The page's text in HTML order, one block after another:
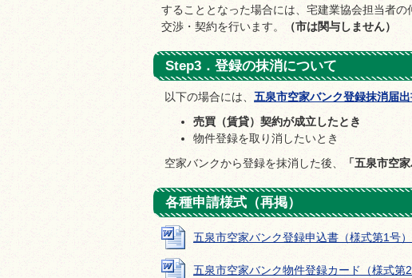
することとなった場合には、宅建業協会担当者
交渉・契約を行います。
（市は関与しません）
Step3．登録の抹消について
以下の場合には、 五泉市空家バンク登録抹消届
売買（賃貸）契約が成立したとき
物件登録を取り消したいとき
空家バンクから登録を抹消した後、
「五泉市空
各種申請様式（再掲）
五泉市空家バンク登録申込書（様式第1号
五泉市空家バンク物件登録カード（様式第